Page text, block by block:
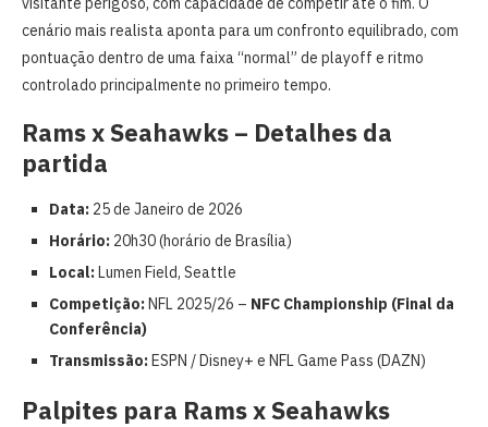
cenário mais realista aponta para um confronto equilibrado, com
pontuação dentro de uma faixa “normal” de playoff e ritmo
controlado principalmente no primeiro tempo.
Rams x Seahawks – Detalhes da
partida
Data: 25 de Janeiro de 2026
Horário: 20h30 (horário de Brasília)
Local:Lumen Field, Seattle
Competição:NFL 2025/26 – NFC Championship (Final da
Conferência)
Transmissão:ESPN / Disney+ e NFL Game Pass (DAZN)
Palpites para Rams x Seahawks